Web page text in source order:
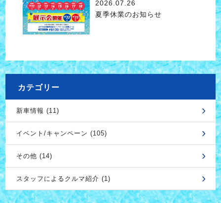
2026.07.26
夏季休業のお知らせ
カテゴリー
新車情報 (11)
イベント/キャンペーン (105)
その他 (14)
スタッフによるクルマ紹介 (1)